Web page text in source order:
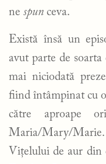
ne spun ceva.
Există însă un
avut parte de
mai niciodată
fiind întâmpinat cu
către aproape
Maria/Mary/
Vițelului de aur din